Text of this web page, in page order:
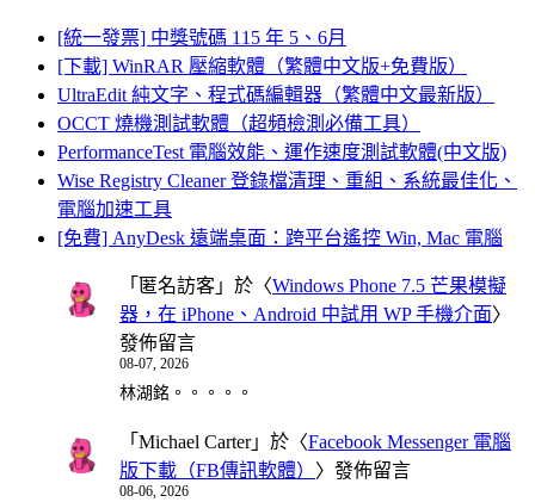
[統一發票] 中獎號碼 115 年 5、6月
[下載] WinRAR 壓縮軟體（繁體中文版+免費版）
UltraEdit 純文字、程式碼編輯器（繁體中文最新版）
OCCT 燒機測試軟體（超頻檢測必備工具）
PerformanceTest 電腦效能、運作速度測試軟體(中文版)
Wise Registry Cleaner 登錄檔清理、重組、系統最佳化、
電腦加速工具
[免費] AnyDesk 遠端桌面：跨平台遙控 Win, Mac 電腦
「 匿名訪客 」於〈Windows Phone 7.5 芒果模擬
器，在 iPhone、Android 中試用 WP 手機介面〉
發佈留言
08-07, 2026
林湖銘。。。。。
「 Michael Carter」於〈Facebook Messenger 電腦
版下載（FB傳訊軟體） 〉發佈留言
08-06, 2026